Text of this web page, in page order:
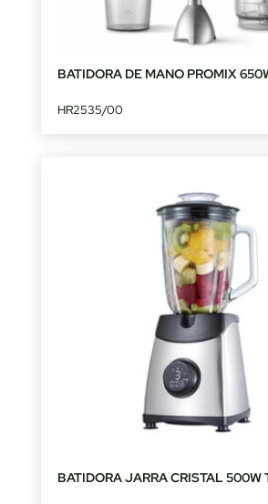
BATIDORA DE MANO PROMIX
HR2535/00
BATIDORA JARRA CRISTAL 500W